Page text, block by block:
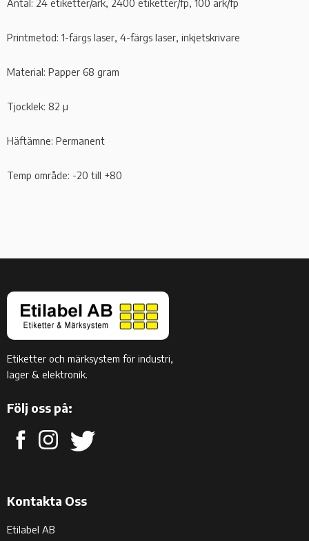
Antal: 24 etiketter/ark, 2400 etiketter/fp, 100 ark/fp
Printmetod: 1-färgs laser, 4-färgs laser, inkjetskrivare
Material: Papper 68 gram
Tjocklek: 82 µ
Häftämne: Permanent
Temp område: -20 till +80
Etiketter och märksystem för industri,
lager & elektronik.
Följ oss på:
Kontakta Oss
Etilabel AB